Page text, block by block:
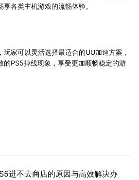
各类主机游戏的流畅体验。
家可以灵活选择最适合的UU加速方案，
的PS5掉线现象，享受更加顺畅稳定的游
进不去商店的原因与高效解决办